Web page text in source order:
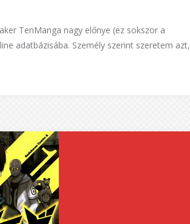
TenManga nagy előnye (ez sokszor a
adatbázisába. Személy szerint szeretem azt,